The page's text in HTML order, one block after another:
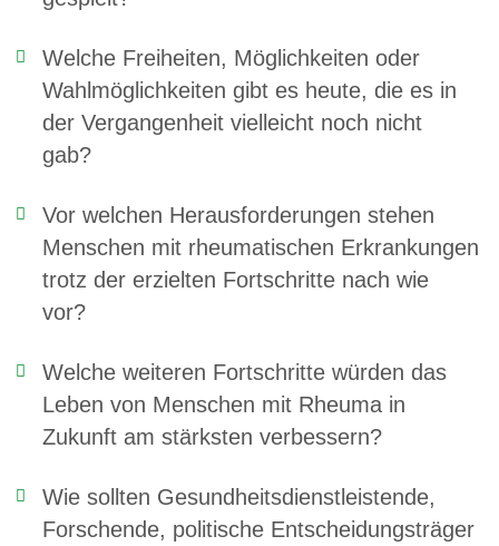
Welche Freiheiten, Möglichkeiten oder
Wahlmöglichkeiten gibt es heute, die es in
der Vergangenheit vielleicht noch nicht
gab?
Vor welchen Herausforderungen stehen
Menschen mit rheumatischen Erkrankungen
trotz der erzielten Fortschritte nach wie
vor?
Welche weiteren Fortschritte würden das
Leben von Menschen mit Rheuma in
Zukunft am stärksten verbessern?
Wie sollten Gesundheitsdienstleistende,
Forschende, politische Entscheidungsträger